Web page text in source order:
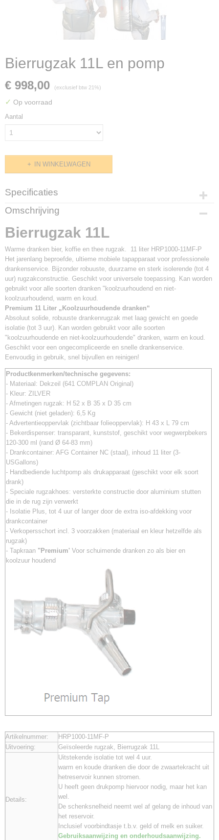
Bierrugzak 11L en pomp
€ 998,00 (exclusief btw 21%)
✓ Op voorraad
Aantal
IN WINKELWAGEN
Specificaties
Productcode
Omschrijving
Bierrugzak 11L
Warme dranken bier, koffie en thee rugzak. 11 liter HRP1000-11MF-P
Het jarenlang beproefde, ultieme mobiele tapapparaat voor professionele
drankenservice. Bijzonder robuuste, duurzame en sterk isolerende (tot 4
uur) rugzakconstructie. Geschikt voor universele toepassing. Kan worden
gebruikt voor alle soorten dranken "koolzuurhoudend en niet-
koolzuurhoudend, warm en koud.
Premium 11 Liter „Koolzuurhoudende dranken“
Absoluut solide, robuuste drankenrugzak met laag gewicht en goede
isolatie (tot 3 uur). Kan worden gebruikt voor alle soorten
"koolzuurhoudende en niet-koolzuurhoudende" dranken, warm en koud.
Geschikt voor een ongecompliceerde en snelle drankenservice.
Eenvoudig in gebruik, snel bijvullen en reinigen!
Productkenmerken/technische gegevens:
- Materiaal: Dekzeil (641 COMPLAN Original)
- Kleur: ZILVER
- Afmetingen rugzak: H 52 x B 35 x D 35 cm
- Gewicht (niet geladen): 6,5 Kg
- Advertentieoppervlak (zichtbaar folieoppervlak): H 43 x L 79 cm
- Bekerdispenser: transparant, kunststof, geschikt voor wegwerpbekers
120-300 ml (rand Ø 64-83 mm)
- Drankcontainer: AFG Container NC (staal), inhoud 11 liter (3-
USGallons)
- Handbediende luchtpomp als drukapparaat (geschikt voor elk soort
drank)
- Speciale rugzakhoes: versterkte constructie door aluminium stutten
die in de rug zijn verwerkt
- Isolatie Plus, tot 4 uur of langer door de extra iso-afdekking voor
drankcontainer
- Verkopersschort incl. 3 voorzakken (materiaal en kleur hetzelfde als
rugzak)
- Tapkraan "Premium' Voor schuimende dranken zo als bier en
koolzuur houdend
Artikelnummer:
HRP1000-11MF-P
Uitvoering:
Geïsoleerde rugzak, Bierrugzak 11L
Details:
Uitstekende isolatie tot wel 4 uur.
warm en koude dranken die door de zwaartekracht uit
hetreservoir kunnen stromen.
U heeft geen drukpomp hiervoor nodig, maar het kan
wel.
De schenksnelheid neemt wel af gelang de inhoud van
het reservoir.
Inclusief voorbindtasje t.b.v. geld of melk en suiker.
Gebruiksaanwijzing en onderhoudsaanwijzing.